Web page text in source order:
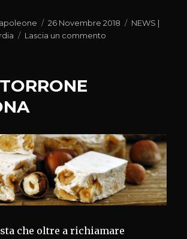
Pubblicato
il
26 Novembre 2018 Categorie
NEWS |
Lascia un commento
che oltre a richiamare